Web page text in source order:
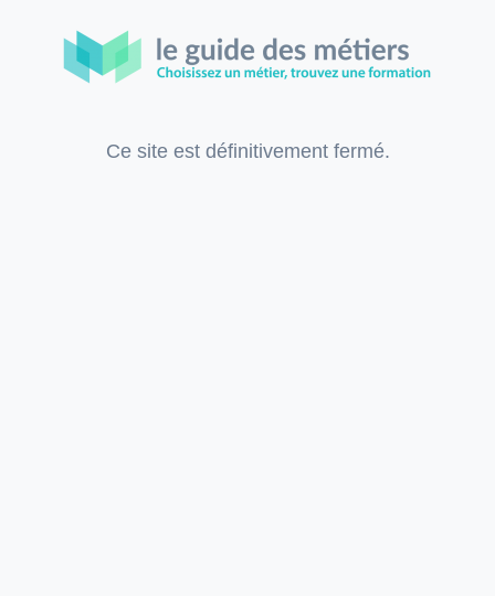
Ce site est définitivement fermé.